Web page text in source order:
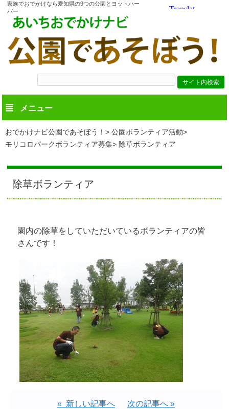
家族でおでかけなら愛知県の9つの公園とヨットハー
バー
メニュー
おでかけナビ公園であそぼう！
公園ボランティア活動
モリコロパークボランティア募集
除草ボランティア
除草ボランティア
園内の除草をしていただいているボランティアの皆
さんです！
« 新しい記事へ 次の記事へ »